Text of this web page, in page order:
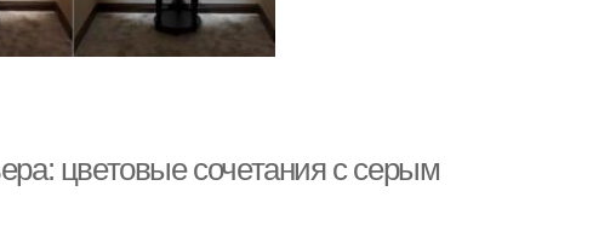
цветовые сочетания с серым